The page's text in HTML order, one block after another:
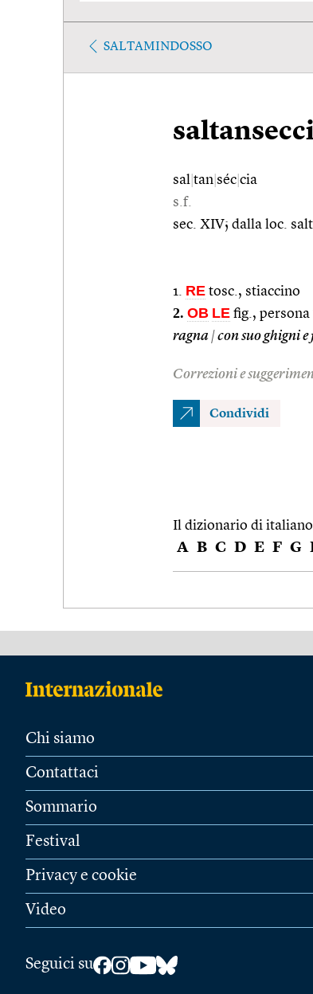
SALTAMINDOSSO
sal tan séc cia
s.f.
sec. XIV; dalla loc.
1. RE tosc., stiaccino
2. OB LE fig.,
ragna |con suo ghigni
Correzioni e
Condividi
Il dizionario di
A B C D E F G
Chi siamo
Contattaci
Sommario
Festival
Privacy e cookie
Video
Seguici su